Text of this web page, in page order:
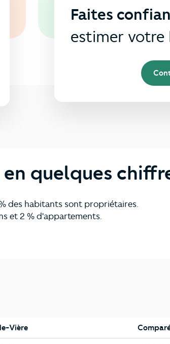
Faites
estimer votre
quelques
des habitants sont propriétaires.
et 2 % d'appartements.
Vière